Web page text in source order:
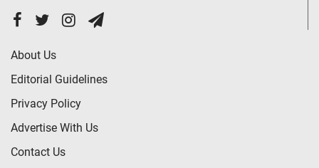
About Us
Editorial Guidelines
Privacy Policy
Advertise With Us
Contact Us